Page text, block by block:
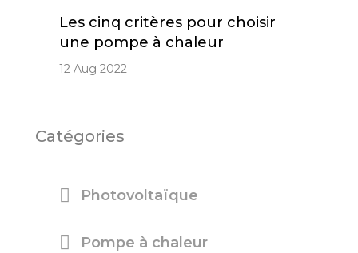
Les cinq critères pour choisir
une pompe à chaleur
12 Aug 2022
Catégories
Photovoltaïque
Pompe à chaleur